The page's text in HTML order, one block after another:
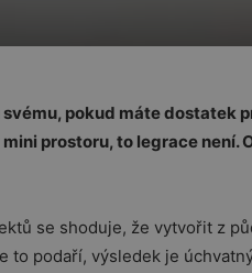
pokud máte dostatek
mini prostoru, to legrace
se shoduje, že vytvořit z
to podaří, výsledek je